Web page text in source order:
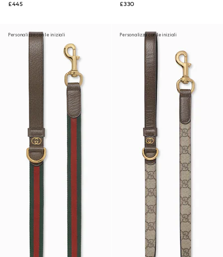
£445
£330
Personalizza con le iniziali Personalizza con le iniziali